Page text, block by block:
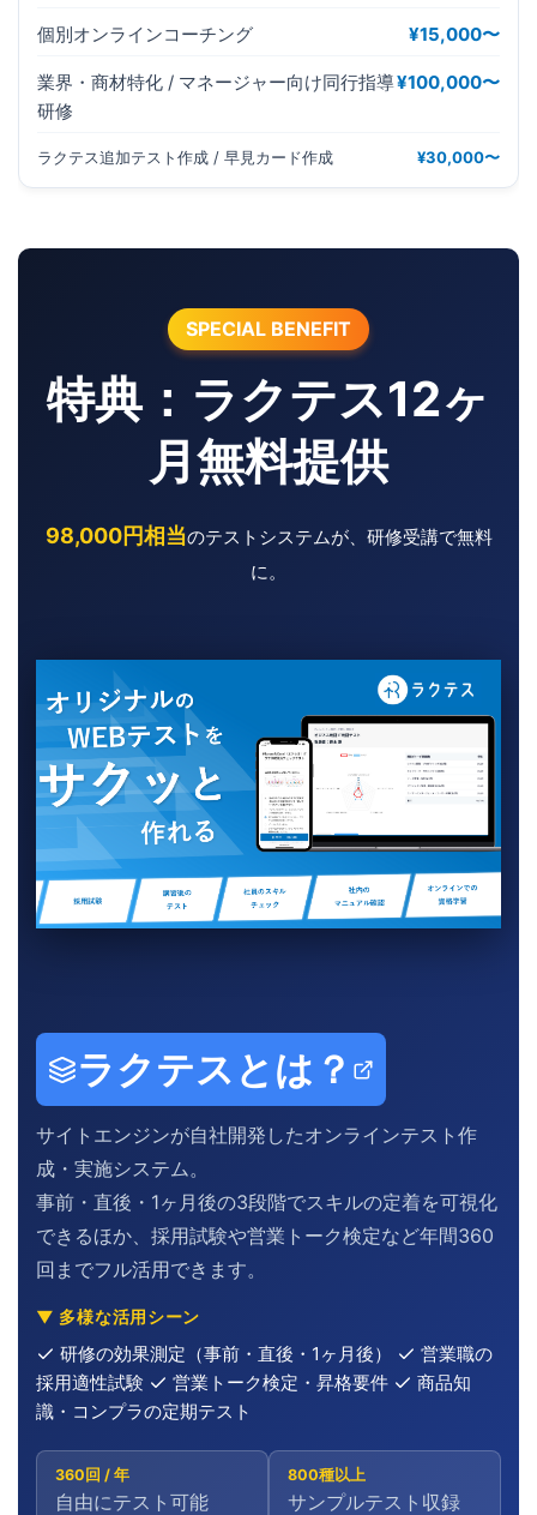
個別オンラインコーチング ¥15,000〜
業界・商材特化 / マネージャー向け同行指導
研修
¥100,000〜
ラクテス追加テスト作成 / 早見カード作成 ¥30,000〜
SPECIAL BENEFIT
特典：ラクテス12ヶ
月無料提供
98,000円相当のテストシステムが、研修受講で無料
に。
ラクテスとは？
サイトエンジンが自社開発したオンラインテスト作
成・実施システム。
事前・直後・1ヶ月後の3段階でスキルの定着を可視化
できるほか、採用試験や営業トーク検定など年間360
回までフル活用できます。
▼ 多様な活用シーン
研修の効果測定（事前・直後・1ヶ月後）
営業職の
採用適性試験
営業トーク検定・昇格要件
商品知
識・コンプラの定期テスト
360回 / 年
自由にテスト可能
800種以上
サンプルテスト収録